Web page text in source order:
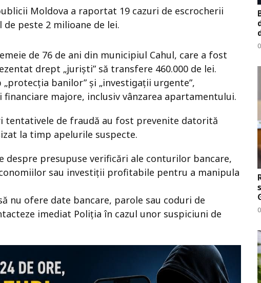
Moldova a raportat 19 cazuri de escrocherii
peste 2 milioane de lei.
de 76 de ani din municipiul Cahul, care a fost
drept „juriști” să transfere 460.000 de lei.
banilor” și „investigații urgente”,
majore, inclusiv vânzarea apartamentului.
tentativele de fraudă au fost prevenite datorită
la timp apelurile suspecte.
despre presupuse verificări ale conturilor bancare,
sau investiții profitabile pentru a manipula
nu ofere date bancare, parole sau coduri de
imediat Poliția în cazul unor suspiciuni de